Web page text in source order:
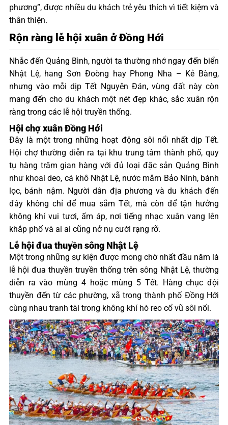
phương”, được nhiều du khách trẻ yêu thích vì tiết kiệm và
thân thiện.
Rộn ràng lễ hội xuân ở Đồng Hới
Nhắc đến Quảng Bình, người ta thường nhớ ngay đến biển
Nhật Lệ, hang Sơn Đoòng hay Phong Nha – Kẻ Bàng,
nhưng vào mỗi dịp Tết Nguyên Đán, vùng đất này còn
mang đến cho du khách một nét đẹp khác, sắc xuân rộn
ràng trong các lễ hội truyền thống.
Hội chợ xuân Đồng Hới
Đây là một trong những hoạt động sôi nổi nhất dịp Tết.
Hội chợ thường diễn ra tại khu trung tâm thành phố, quy
tụ hàng trăm gian hàng với đủ loại đặc sản Quảng Bình
như khoai deo, cá khô Nhật Lệ, nước mắm Bảo Ninh, bánh
lọc, bánh nậm. Người dân địa phương và du khách đến
đây không chỉ để mua sắm Tết, mà còn để tận hưởng
không khí vui tươi, ấm áp, nơi tiếng nhạc xuân vang lên
khắp phố và ai ai cũng nở nụ cười rạng rỡ.
Lễ hội đua thuyền sông Nhật Lệ
Một trong những sự kiện được mong chờ nhất đầu năm là
lễ hội đua thuyền truyền thống trên sông Nhật Lệ, thường
diễn ra vào mùng 4 hoặc mùng 5 Tết. Hàng chục đội
thuyền đến từ các phường, xã trong thành phố Đồng Hới
cùng nhau tranh tài trong không khí hò reo cổ vũ sôi nổi.